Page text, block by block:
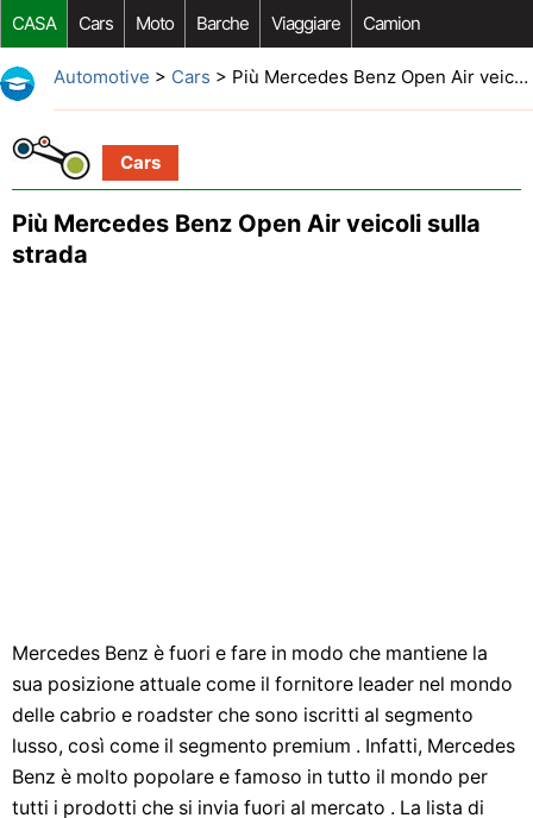
CASA Cars Moto Barche Viaggiare Camion
Riparazione Auto Acquisto Auto Car Opzioni Aftermarket
Automotive > Cars > Più Mercedes Benz Open Air veicoli sulla strada
Cars
Più Mercedes Benz Open Air veicoli sulla
strada
Mercedes Benz è fuori e fare in modo che mantiene la
sua posizione attuale come il fornitore leader nel mondo
delle cabrio e roadster che sono iscritti al segmento
lusso, così come il segmento premium . Infatti, Mercedes
Benz è molto popolare e famoso in tutto il mondo per
tutti i prodotti che si invia fuori al mercato . La lista di